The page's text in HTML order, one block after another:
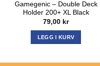
Gamegenic – Double Deck
Holder 200+ XL Black
79,00 kr
LEGG I KURV